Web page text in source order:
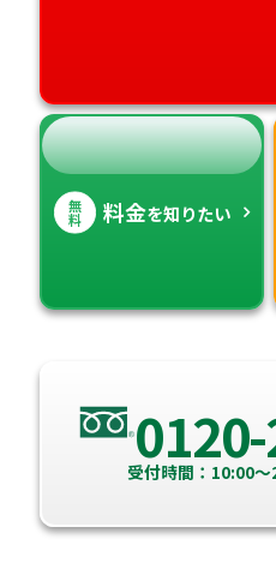
無
料 料金を知りたい
受付時間：10:00